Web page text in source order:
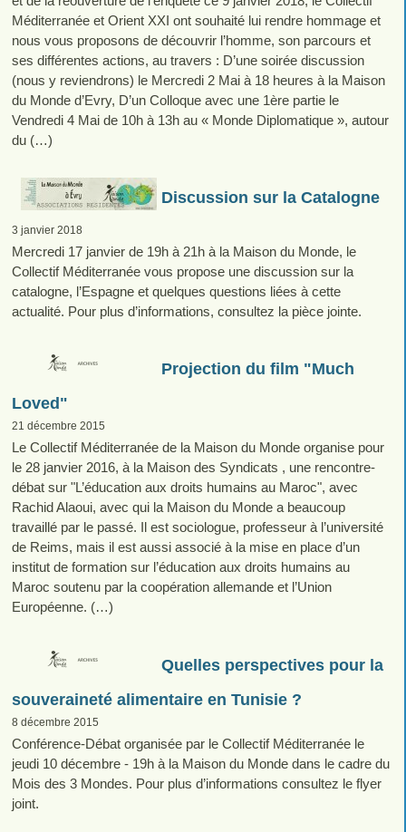
Méditerranée et Orient XXI ont souhaité lui rendre hommage et
nous vous proposons de découvrir l’homme, son parcours et
ses différentes actions, au travers : D’une soirée discussion
(nous y reviendrons) le Mercredi 2 Mai à 18 heures à la Maison
du Monde d’Evry, D’un Colloque avec une 1ère partie le
Vendredi 4 Mai de 10h à 13h au « Monde Diplomatique », autour
du (…)
Discussion sur la Catalogne
3 janvier 2018
Mercredi 17 janvier de 19h à 21h à la Maison du Monde, le
Collectif Méditerranée vous propose une discussion sur la
catalogne, l’Espagne et quelques questions liées à cette
actualité. Pour plus d’informations, consultez la pièce jointe.
Projection du film "Much
Loved"
21 décembre 2015
Le Collectif Méditerranée de la Maison du Monde organise pour
le 28 janvier 2016, à la Maison des Syndicats , une rencontre-
débat sur "L’éducation aux droits humains au Maroc", avec
Rachid Alaoui, avec qui la Maison du Monde a beaucoup
travaillé par le passé. Il est sociologue, professeur à l’université
de Reims, mais il est aussi associé à la mise en place d’un
institut de formation sur l’éducation aux droits humains au
Maroc soutenu par la coopération allemande et l’Union
Européenne. (…)
Quelles perspectives pour la
souveraineté alimentaire en Tunisie ?
8 décembre 2015
Conférence-Débat organisée par le Collectif Méditerranée le
jeudi 10 décembre - 19h à la Maison du Monde dans le cadre du
Mois des 3 Mondes. Pour plus d’informations consultez le flyer
joint.